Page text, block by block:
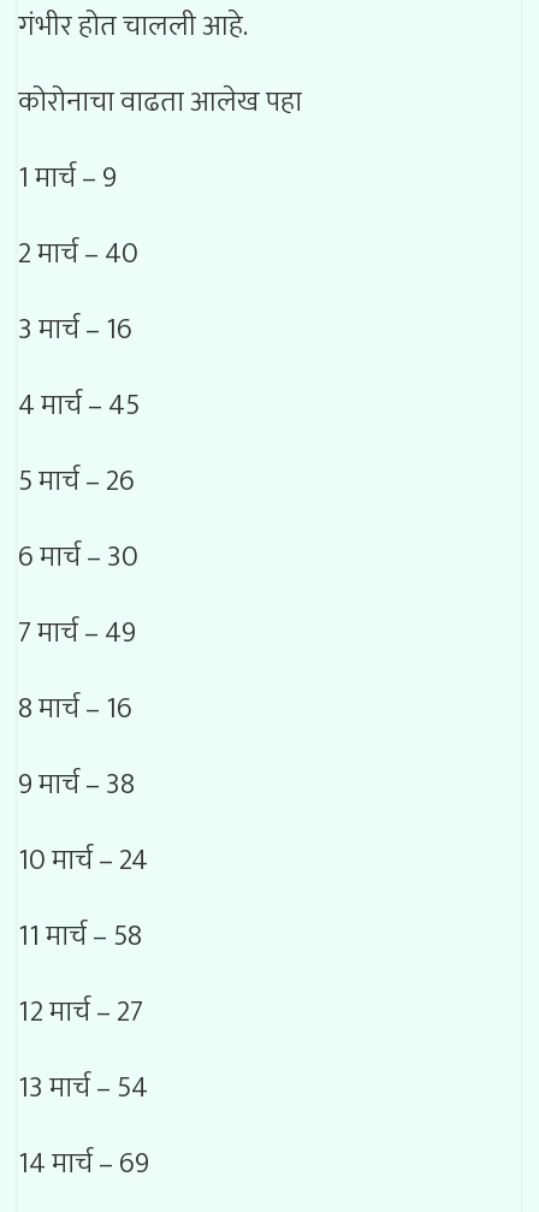
गंभीर होत चालली आहे.
कोरोनाचा वाढता आलेख पहा
1 मार्च – 9
2 मार्च – 40
3 मार्च – 16
4 मार्च – 45
5 मार्च – 26
6 मार्च – 30
7 मार्च – 49
8 मार्च – 16
9 मार्च – 38
10 मार्च – 24
11 मार्च – 58
12 मार्च – 27
13 मार्च – 54
14 मार्च – 69